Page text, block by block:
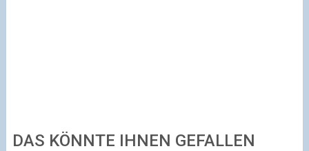
DAS KÖNNTE IHNEN GEFALLEN